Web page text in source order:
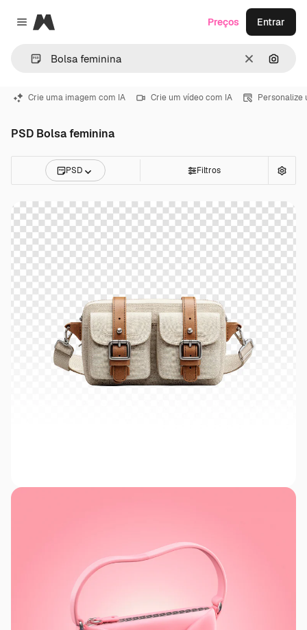
Close menu
Magnific
Limpar
Preços Entrar
Crie uma imagem com IA Crie um vídeo com IA Personalize
PSD Bolsa feminina
PSD Filtros